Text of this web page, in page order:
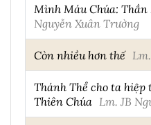
Mình Máu Chúa: Thần
Nguyễn Xuân Trường
Còn nhiều hơn thế
Thánh Thể cho ta hiệp
Thiên Chúa Lm. JB